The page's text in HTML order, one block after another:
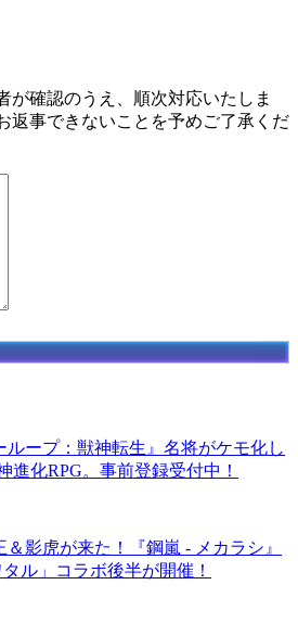
が確認のうえ、順次対応いたしま
返事できないことを予めご了承くだ
ループ：獣神転生』名将がケモ化し
進化RPG。事前登録受付中！
＆影虎が来た！『鋼嵐 - メカラシ』
ル」コラボ後半が開催！